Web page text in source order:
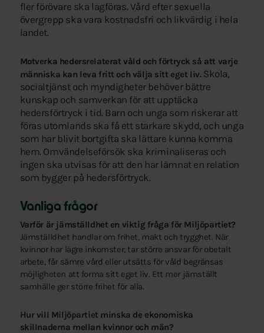
fler förövare ska lagföras. Vård efter sexuella
övergrepp ska vara kostnadsfri och likvärdig i hela
landet.
Motverka hedersrelaterat våld och förtryck så att varje
människa kan leva fritt och välja sitt eget liv. Skola,
socialtjänst och myndigheter behöver bättre
kunskap och samverkan för att upptäcka
hedersförtryck i tid. Barn och unga som riskerar att
föras utomlands ska få ett starkare skydd, och unga
som har blivit bortgifta ska lättare kunna komma
hem. Omvändelseförsök ska kriminaliseras och
ingen ska utvisas för att den har lämnat en relation
som bygger på hedersförtryck.
Vanliga frågor
Varför är jämställdhet en viktig fråga för Miljöpartiet?
Jämställdhet handlar om frihet, makt och trygghet. När
kvinnor har lägre inkomster, tar större ansvar för obetalt
arbete, får sämre vård eller utsätts för våld begränsas
möjligheten att forma sitt eget liv. Ett mer jämställt
samhälle ger större frihet för alla.
Hur vill Miljöpartiet minska de ekonomiska
skillnaderna mellan kvinnor och män?